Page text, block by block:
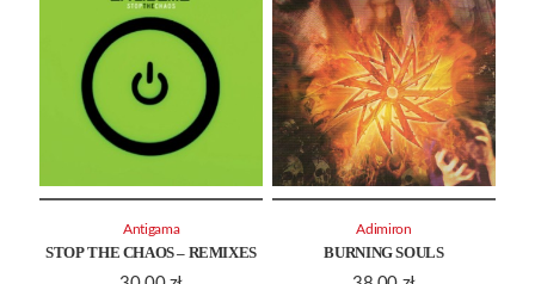
STOP THE CHAOS – REMIXES
Antigama
BURNING SOULS
Adimiron